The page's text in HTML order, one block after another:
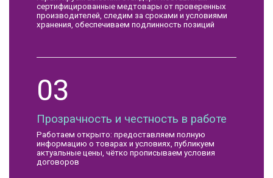
сертифицированные медтовары от проверенных
производителей, следим за сроками и условиями
хранения, обеспечиваем подлинность позиций
03
Прозрачность и честность в работе
Работаем открыто: предоставляем полную
информацию о товарах и условиях, публикуем
актуальные цены, чётко прописываем условия
договоров